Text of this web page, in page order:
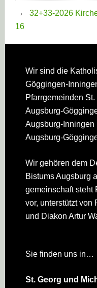
32+33-2026
16
Footer
Wir sind die
Göggingen-
Pfarrgemeinden
Augsburg-
Augsburg-Inningen
Augsburg-
Wir gehören dem
Bistums Augsburg
gemeinschaft steht
vor, unterstützt von
und Diakon Artur
Sie finden uns in…
St. Georg und